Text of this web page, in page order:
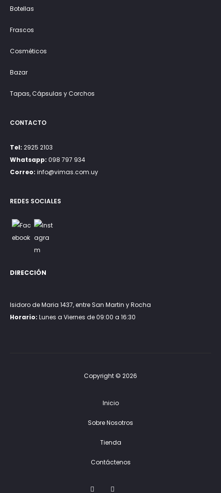
Botellas
Frascos
Cosméticos
Bazar
Tapas, Cápsulas y Corchos
CONTACTO
Tel: 2925 2103
Whatsapp: 098 797 934
Correo: info@vimas.com.uy
REDES SOCIALES
DIRECCIÓN
Isidoro de Maria 1437, entre San Martin y Rocha
Horario: Lunes a Viernes de 09:00 a 16:30
Copyright © 2026
Inicio
Sobre Nosotros
Tienda
Contáctenos